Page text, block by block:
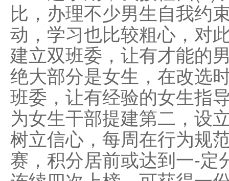
比，办理不少男生自我约
动，学习也比较粗心，对
建立双班委，让有才能的
绝大部分是女生，在改选
班委，让有经验的女生指
为女生干部提建第二，设
树立信心，每周在行为规
赛，积分居前或达到一-定